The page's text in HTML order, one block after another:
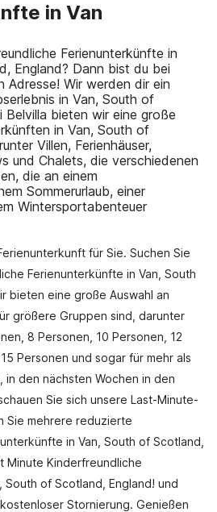
in Van
Ferienunterkünfte in
England? Dann bist du bei
Adresse! Wir werden dir ein
in Van, South of
Belvilla bieten wir eine große
in Van, South of
Villen, Ferienhäuser,
und Chalets, die verschiedenen
die an einem
Sommerurlaub, einer
Wintersportabenteuer
für Sie. Suchen Sie
Ferienunterkünfte in Van, South
bieten eine große Auswahl an
größere Gruppen sind, darunter
8 Personen, 10 Personen, 12
Personen und sogar für mehr als
in den nächsten Wochen in den
Sie sich unsere Last-Minute-
Sie mehrere reduzierte
in Van, South of Scotland,
Minute Kinderfreundliche
South of Scotland, England! und
Stornierung. Genießen